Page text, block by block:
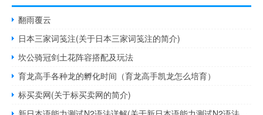
翻雨覆云
日本三家词笺注(关于日本三家词笺注的简介)
坎公骑冠剑土花阵容搭配及玩法
育龙高手各种龙的孵化时间（育龙高手凯龙怎么培育）
标买卖网(关于标买卖网的简介)